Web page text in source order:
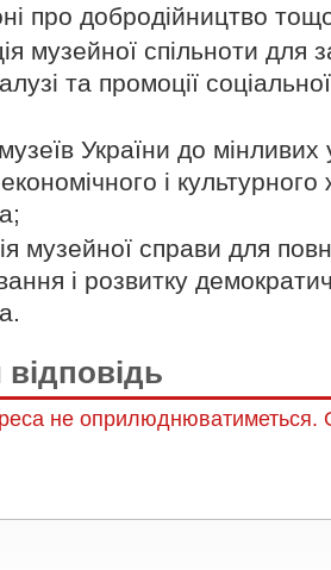
про добродійництво
музейної спільноти для
та промоції
України до мінливих
і культурного
музейної справи для
і розвитку
не оприлюднюватиметься.